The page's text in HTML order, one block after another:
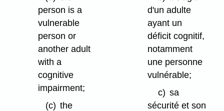
person is a
vulnerable
person or
another adult
with a
cognitive
impairment;
(c) the
d'un adulte
ayant un
déficit cognitif,
notamment
une personne
vulnérable;
c) sa
sécurité et son